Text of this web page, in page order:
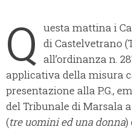
Q
uesta mattina i
di Castelvetrano
all’ordinanza n.
applicativa della misura
presentazione alla P.G.,
del Tribunale di Marsala
(tre uomini ed una donna)